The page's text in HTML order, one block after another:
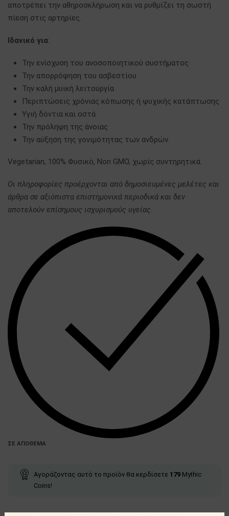
αποτρέπει την αθηροσκλήρωση και να ρυθμίζει τη σωστή
πίεση στις αρτηρίες.
Ιδανικό για:
Την ενίσχυση του ανοσοποιητικού συστήματος
Την απορρόφηση του ασβεστίου
Την καλή μυική λειτουργία
Περιπτώσεις χρόνιας κόπωσης ή ψυχικής κατάπτωσης
Υγιή δόντια και οστά
Την πρόληψη της άνοιας
Την αύξηση της γονιμότητας των ανδρών.
Vegetarian, 100% Φυσικό, Non GMO, χωρίς συντηρητικά.
Οι πληροφορίες προέρχονται από δημοσιευμένες μελέτες και
άρθρα σε αξιόπιστα επιστημονικά περιοδικά και δεν
αποτελούν επίσημους ισχυρισμούς υγείας.
ΣΕ ΑΠΌΘΕΜΑ
Αγοράζοντας αυτό το προϊόν θα κερδίσετε 179 Mythic
Coins!